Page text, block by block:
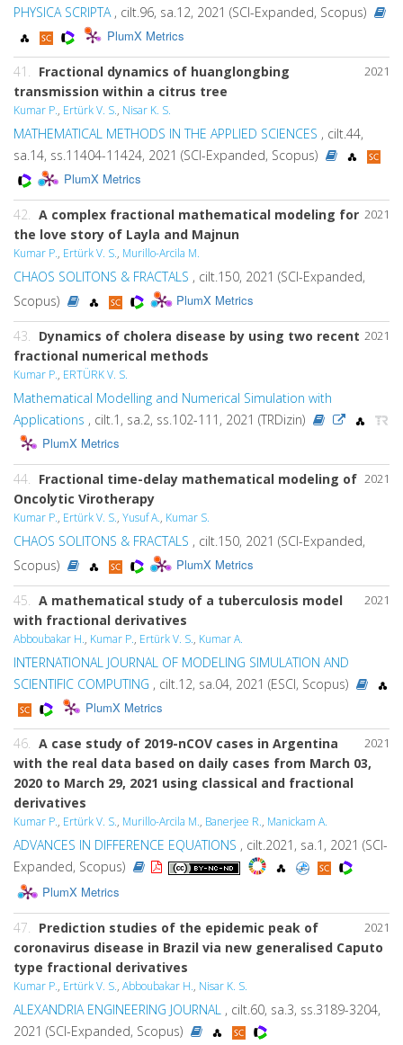
PHYSICA SCRIPTA, cilt.96, sa.12, 2021 (SCI-Expanded, Scopus)
PlumX Metrics
2021
41. Fractional dynamics of huanglongbing
transmission within a citrus tree
Kumar P., Ertürk V. S., Nisar K. S.
MATHEMATICAL METHODS IN THE APPLIED SCIENCES , cilt.44,
sa.14, ss.11404-11424, 2021 (SCI-Expanded, Scopus)
PlumX Metrics
2021
42. A complex fractional mathematical modeling for
the love story of Layla and Majnun
Kumar P., Ertürk V. S., Murillo-Arcila M.
CHAOS SOLITONS & FRACTALS , cilt.150, 2021 (SCI-Expanded,
Scopus)
PlumX Metrics
2021
43. Dynamics of cholera disease by using two recent
fractional numerical methods
Kumar P., ERTÜRK V. S.
Mathematical Modelling and Numerical Simulation with
Applications , cilt.1, sa.2, ss.102-111, 2021 (TRDizin)
PlumX Metrics
2021
44. Fractional time-delay mathematical modeling of
Oncolytic Virotherapy
Kumar P., Ertürk V. S., Yusuf A., Kumar S.
CHAOS SOLITONS & FRACTALS , cilt.150, 2021 (SCI-Expanded,
Scopus)
PlumX Metrics
2021
45. A mathematical study of a tuberculosis model
with fractional derivatives
Abboubakar H., Kumar P., Ertürk V. S., Kumar A.
INTERNATIONAL JOURNAL OF MODELING SIMULATION AND
SCIENTIFIC COMPUTING , cilt.12, sa.04, 2021 (ESCI, Scopus)
PlumX Metrics
2021
46. A case study of 2019-nCOV cases in Argentina
with the real data based on daily cases from March 03,
2020 to March 29, 2021 using classical and fractional
derivatives
Kumar P., Ertürk V. S., Murillo-Arcila M., Banerjee R., Manickam A.
ADVANCES IN DIFFERENCE EQUATIONS , cilt.2021, sa.1, 2021 (SCI-
Expanded, Scopus)
PlumX Metrics
2021
47.
Prediction studies of the epidemic peak of
coronavirus disease in Brazil via new generalised Caputo
type fractional derivatives
Kumar P., Ertürk V. S., Abboubakar H., Nisar K. S.
ALEXANDRIA ENGINEERING JOURNAL , cilt.60, sa.3, ss.3189-3204,
2021 (SCI-Expanded, Scopus)